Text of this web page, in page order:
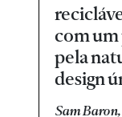
com um
pela
design
Sam